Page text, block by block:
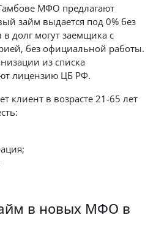
МФО предлагают
займ выдается под 0% без
в долг могут заемщика с
без официальной работы.
из списка
лицензию ЦБ РФ.
клиент в возрасте 21-65 лет
в новых МФО в